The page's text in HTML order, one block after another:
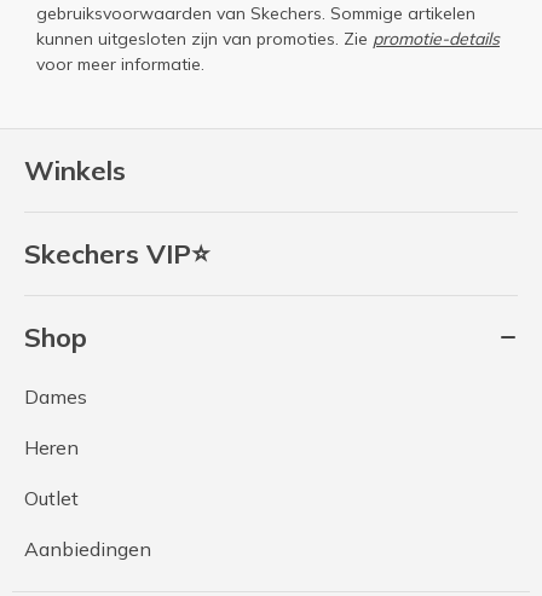
Winkels
Skechers VIP⭐
Shop
Dames
Heren
Outlet
Aanbiedingen
gebruiksvoorwaarden van Skechers. Sommige artikelen
kunnen uitgesloten zijn van promoties. Zie promotie-details
voor meer informatie.